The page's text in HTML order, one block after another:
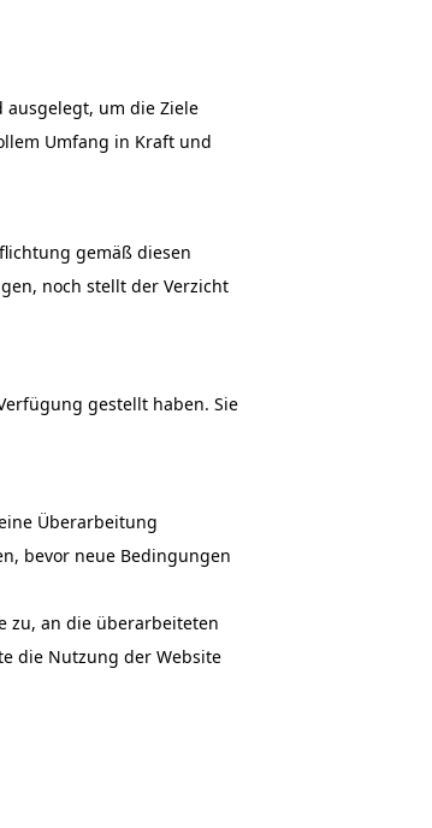
um die Ziele
Umfang in Kraft und
gemäß diesen
noch stellt der Verzicht
gestellt haben. Sie
Überarbeitung
bevor neue Bedingungen
zu, an die überarbeiteten
die Nutzung der Website